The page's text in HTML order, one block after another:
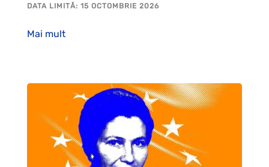
DATA LIMITĂ: 15 OCTOMBRIE 2026
Mai mult